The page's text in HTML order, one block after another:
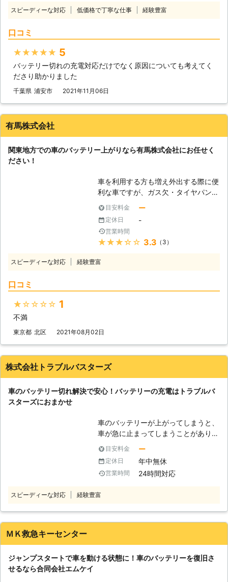
せるだけの電力が無くなってしまうの
んな原因がある 車の放置だけではな
原因があります。下記に紹介していき
た状態でエアコンを使いすぎてしまっ
ッテリーの劣化 上記がバッテリー上
がりの原因となる、事象です。「あ
っ！これが原因かも！」という例は、
ありましたでしょうか。このような状
況を避けるためにも、参考にしてみて
くださいませ。 ●ジャンプスタート
による復旧！適切な作業で迅速に車を
動かします 弊社はお客様の車を、ジ
とは、車にエンジンを動かす程度の電
救護車を用意（以後ジャンプスタータ
ーで統一） ②ジャンプスターターを
ブースターケーブルでバッテリーに繋
ぐ ③ジャンプスターターでバッテリ
ーにエンジンがかかる程度の電気を送
り込む ④エンジンが動き出す 「え、
う……」と思うかもしれません。しか
し、やりなれていない作業ではケーブ
それがあるのです。弊社にジャンプス
タート作業をご依頼いただければ、お
客様が感電することなく無事にエンジ
中無休で対応可能！車のバッテリー上
します 業者に作業を依頼しようと思
バッテリー上がりは、お客様の身にい
つ起こるのかわかりません。弊社はお
スピーディーな対応 低価格で丁寧な仕事 経験豊富
口コミ
★★★★★ 5
バッテリー切れの充電対応だけでなく原因についても考えてく
ださり助かりました
千葉県 浦安市 2021年11月06日
有馬株式会社
関東地方での車のバッテリー上がりなら有馬株式会社にお任せく
ださい！
車を利用する方も増え外出する際に便
利な車ですが、ガス欠・タイヤパン
ク・バッテリー上がりなど、車に関す
るトラブルは多いです。 その中でも
車のバッテリー上がりに関する問題
は、依頼数の最も多いトラブルです。
外出先で突然エンジンが動かなくなっ
急にそのようなトラブルが発生してし
い」 このような症状が出た際は、車
ー上がりの対処をおこなうこともでき
専門の業者に依頼するのがおすすめで
で、安心安全に作業をおこなってほし
い際は、私達までお問い合わせくださ
い。 【関東地方で対応！タイヤのパ
ンク修理もお任せください】 有馬株
式会社は、東京都・埼玉県・千葉県・
お困りの方に対応しております。 経
の車に合った電圧で電力を供給し、エ
ンジンをかけるお手伝いをいたしま
に関してご相談をご希望のときのもお
任せください。 有馬株式会社では、
目安料金 ー
定休日 -
営業時間
★★★★★ 3.3 （3）
スピーディーな対応 経験豊富
口コミ
★★★★★ 1
不満
東京都 北区 2021年08月02日
株式会社トラブルバスターズ
車のバッテリー切れ解決で安心！バッテリーの充電はトラブルバ
スターズにおまかせ
車のバッテリーが上がってしまうと、
車が急に止まってしまうことがありま
す。山の中などの夜道で人があまりい
ないところでバッテリーが上がってし
まうと、いつ復旧できるかわからなく
てとても心細いでしょう。 「できる
早く復旧させたい……」そんなときこ
電気を溜める役割をしていて、この電
目安料金 ー
定休日 年中無休
営業時間 24時間対応
スピーディーな対応 経験豊富
ＭＫ救急キーセンター
ジャンプスタートで車を動ける状態に！車のバッテリーを復旧さ
せるなら合同会社エムケイ